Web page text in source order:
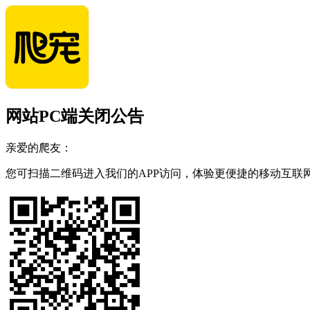
网站PC端关闭公告
亲爱的爬友：
您可扫描二维码进入我们的APP访问，体验更便捷的移动互联